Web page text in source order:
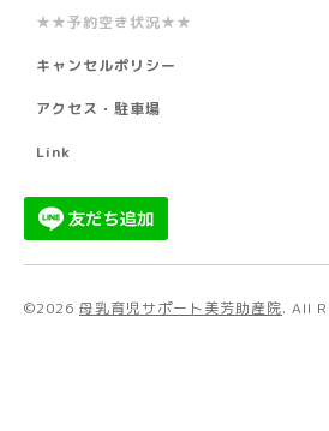
★★予約空き状況★★
キャンセルポリシー
アクセス・駐車場
Link
©2026 母乳育児サポート美芳助産院. All